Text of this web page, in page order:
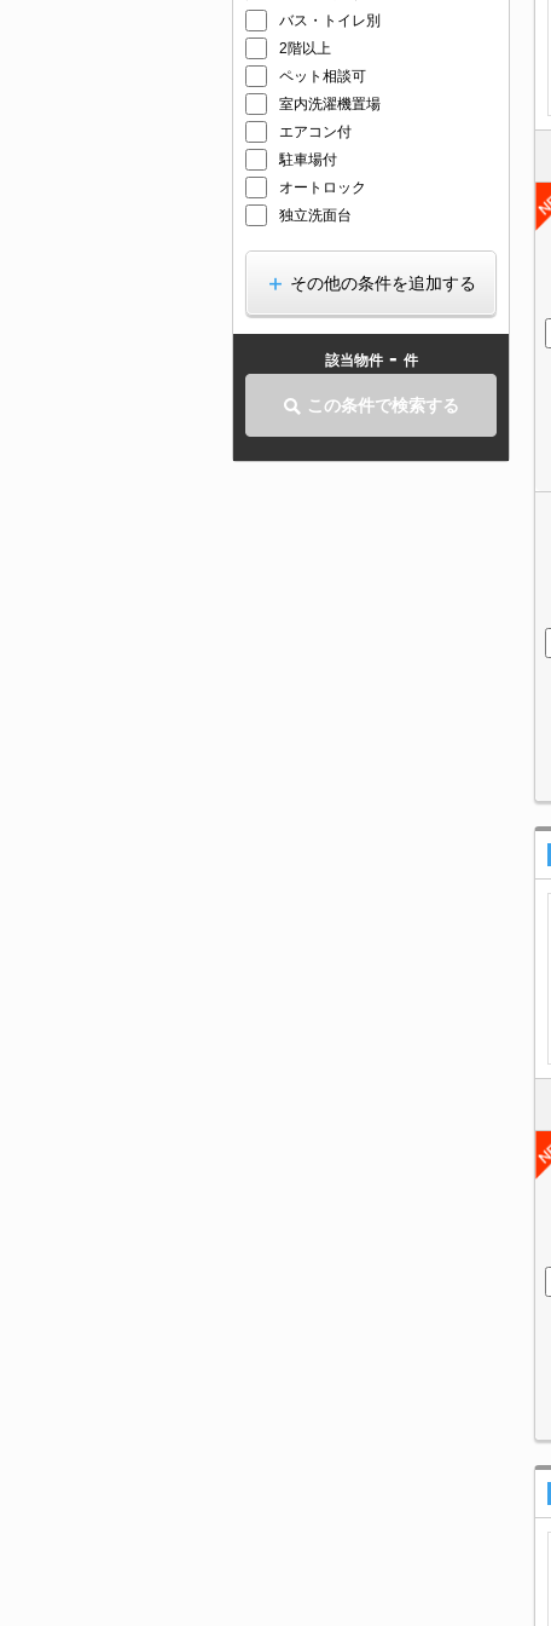
バス・トイレ別
2階以上
ペット相談可
室内洗濯機置場
エアコン付
駐車場付
オートロック
独立洗面台
その他の条件を追加する
該当物件 - 件
この条件で検索する